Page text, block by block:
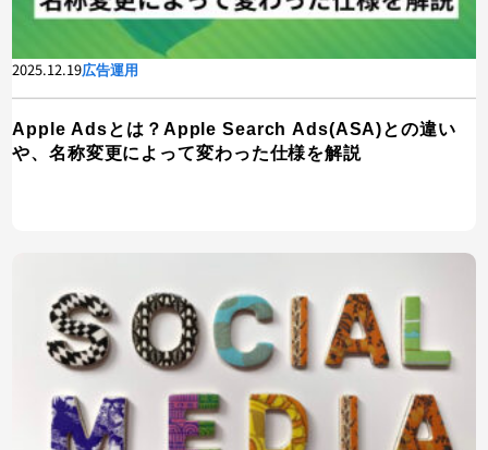
2025.12.19広告運用
Apple Adsとは？Apple Search Ads(ASA)との違い
や、名称変更によって変わった仕様を解説